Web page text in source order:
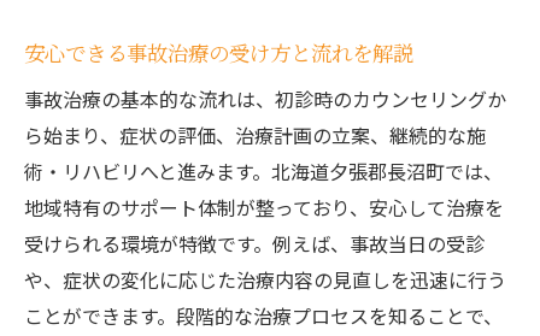
安心できる事故治療の受け方と流れを解説
事故治療の基本的な流れは、初診時のカウンセリングか
ら始まり、症状の評価、治療計画の立案、継続的な施
術・リハビリへと進みます。北海道夕張郡長沼町では、
地域特有のサポート体制が整っており、安心して治療を
受けられる環境が特徴です。例えば、事故当日の受診
や、症状の変化に応じた治療内容の見直しを迅速に行う
ことができます。段階的な治療プロセスを知ることで、